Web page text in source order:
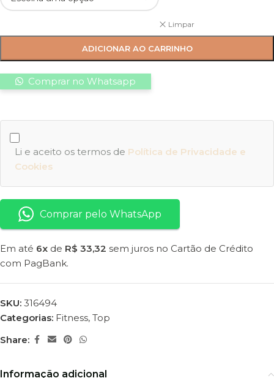
Limpar
ADICIONAR AO CARRINHO
Comprar no Whatsapp
Li e aceito os termos de Política de Privacidade e
Cookies
Comprar pelo WhatsApp
Em até 6x de R$ 33,32 sem juros no Cartão de Crédito
com PagBank.
SKU: 316494
Categorias: Fitness, Top
Share:
Informação adicional